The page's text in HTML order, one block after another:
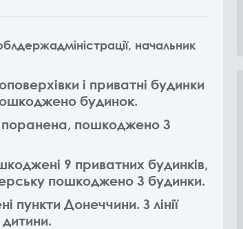
начальник
і приватні будинки
будинок.
поранена, пошкоджено 3
9 приватних будинків,
пошкоджено 3 будинки.
пункти Донеччини. З лінії